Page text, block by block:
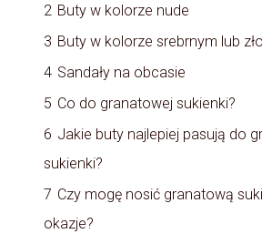
2 Buty w kolorze nude
3 Buty w kolorze srebrnym lub
4 Sandały na obcasie
5 Co do granatowej sukienki?
6 Jakie buty najlepiej pasują do
sukienki?
7 Czy mogę nosić granatową
okazje?